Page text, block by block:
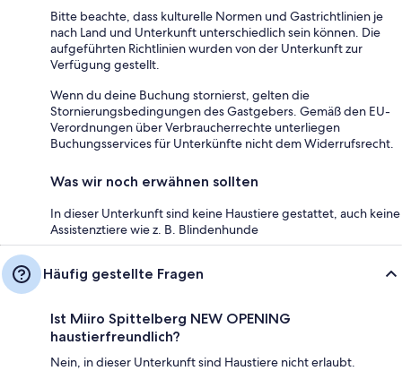
Bitte beachte, dass kulturelle Normen und Gastrichtlinien je
nach Land und Unterkunft unterschiedlich sein können. Die
aufgeführten Richtlinien wurden von der Unterkunft zur
Verfügung gestellt.
Wenn du deine Buchung stornierst, gelten die
Stornierungsbedingungen des Gastgebers. Gemäß den EU-
Verordnungen über Verbraucherrechte unterliegen
Buchungsservices für Unterkünfte nicht dem Widerrufsrecht.
Was wir noch erwähnen sollten
In dieser Unterkunft sind keine Haustiere gestattet, auch keine
Assistenztiere wie z. B. Blindenhunde
Häufig gestellte Fragen
Ist Miiro Spittelberg NEW OPENING
haustierfreundlich?
Nein, in dieser Unterkunft sind Haustiere nicht erlaubt.